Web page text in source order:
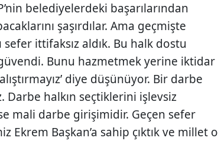
belediyelerdeki başarılarından
şaşırdılar. Ama geçmişte
sefer ittifaksız aldık. Bu halk dostu
Bunu hazmetmek yerine iktidar
diye düşünüyor. Bir darbe
Darbe halkın seçtiklerini işlevsiz
mali darbe girişimidir. Geçen sefer
Ekrem Başkan’a sahip çıktık ve millet o